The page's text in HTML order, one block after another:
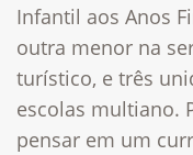
Infantil aos Anos
outra menor na
turístico, e três
escolas multiano.
pensar em um